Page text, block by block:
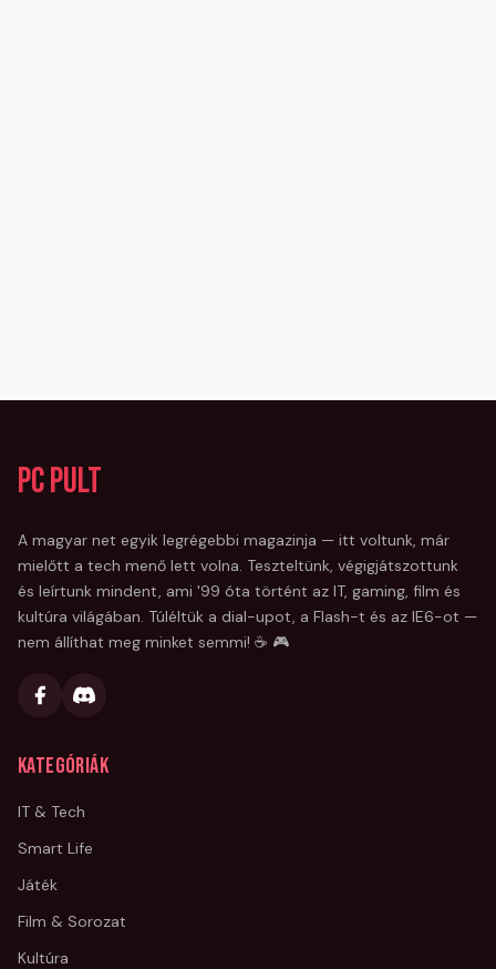
PC Pult
A magyar net egyik legrégebbi magazinja — itt voltunk, már
mielőtt a tech menő lett volna. Teszteltünk, végigjátszottunk
és leírtunk mindent, ami '99 óta történt az IT, gaming, film és
kultúra világában. Túléltük a dial-upot, a Flash-t és az IE6-ot —
nem állíthat meg minket semmi! ☕ 🎮
Kategóriák
IT & Tech
Smart Life
Játék
Film & Sorozat
Kultúra